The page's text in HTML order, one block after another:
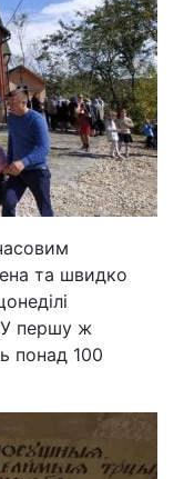
та швидко
У першу ж
понад 100